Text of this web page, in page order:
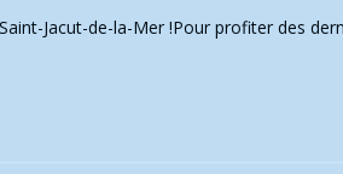
Jacut-de-la-Mer !Pour profiter des